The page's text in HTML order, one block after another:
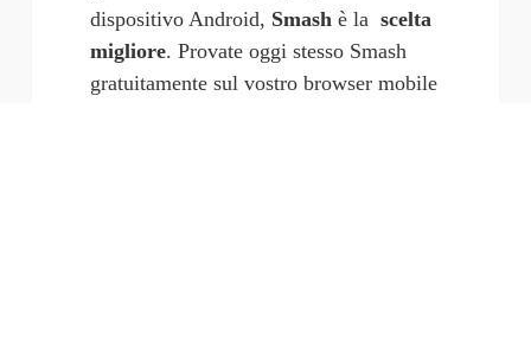
dispositivo Android, Smash è la scelta
migliore. Provate oggi stesso Smash
gratuitamente sul vostro browser mobile